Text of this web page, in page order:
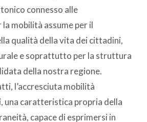
connesso alle
mobilità assume per il
qualità della vita dei cittadini,
e soprattutto per la struttura
della nostra regione.
l’accresciuta mobilità
una caratteristica propria della
capace di esprimersi in